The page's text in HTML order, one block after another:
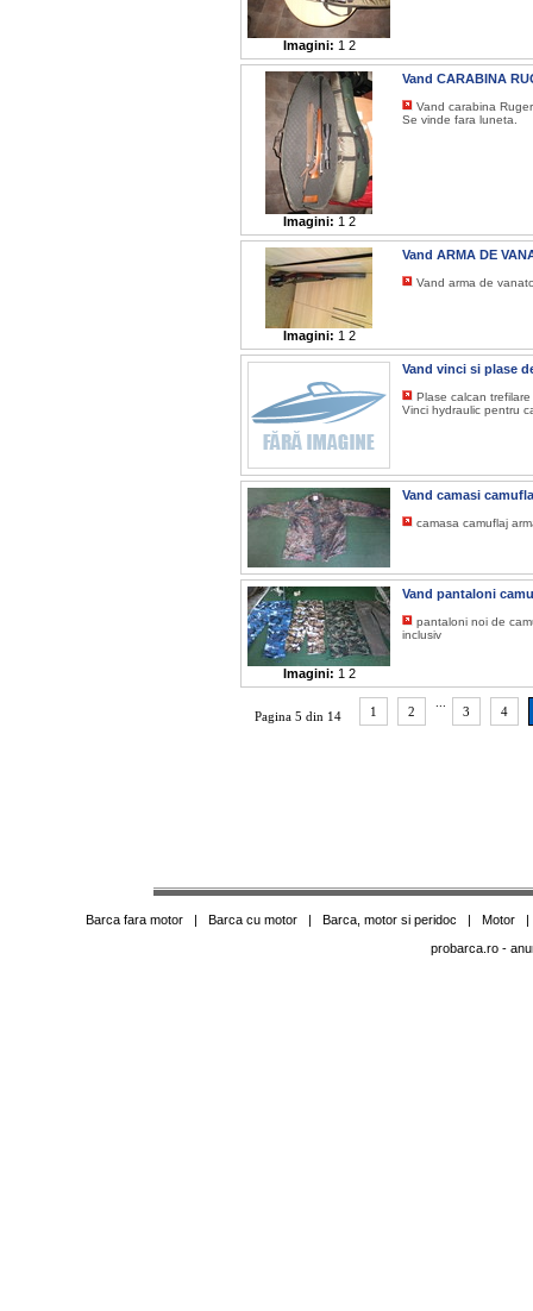
Imagini: 1 2
Imagini: 1 2
Vand CARABINA
Vand carabina
Se vinde fara luneta.
Imagini: 1 2
Vand ARMA DE
Vand arma de
Vand vinci si plase
Plase calcan
Vinci hydraulic pentru
Vand camasi
camasa camuflaj
Imagini: 1 2
Vand pantaloni
pantaloni noi de
inclusiv
Pagina 5 din 14 1 2 3 4
Barca fara motor | Barca cu motor | Barca, motor si peridoc | Motor
probarca.ro -